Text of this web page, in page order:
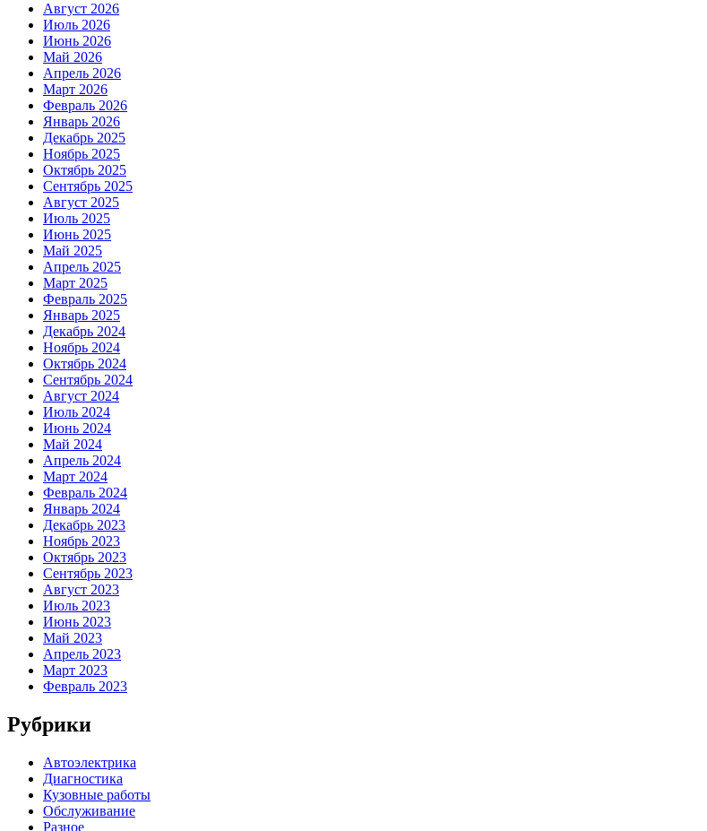
Август 2026
Июль 2026
Июнь 2026
Май 2026
Апрель 2026
Март 2026
Февраль 2026
Январь 2026
Декабрь 2025
Ноябрь 2025
Октябрь 2025
Сентябрь 2025
Август 2025
Июль 2025
Июнь 2025
Май 2025
Апрель 2025
Март 2025
Февраль 2025
Январь 2025
Декабрь 2024
Ноябрь 2024
Октябрь 2024
Сентябрь 2024
Август 2024
Июль 2024
Июнь 2024
Май 2024
Апрель 2024
Март 2024
Февраль 2024
Январь 2024
Декабрь 2023
Ноябрь 2023
Октябрь 2023
Сентябрь 2023
Август 2023
Июль 2023
Июнь 2023
Май 2023
Апрель 2023
Март 2023
Февраль 2023
Рубрики
Автоэлектрика
Диагностика
Кузовные работы
Обслуживание
Разное